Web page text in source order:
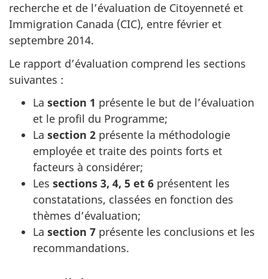
recherche et de l’évaluation de Citoyenneté et
Immigration Canada (CIC), entre février et
septembre 2014.
Le rapport d’évaluation comprend les sections
suivantes :
La section 1 présente le but de l’évaluation
et le profil du Programme;
La section 2 présente la méthodologie
employée et traite des points forts et
facteurs à considérer;
Les sections 3, 4, 5 et 6 présentent les
constatations, classées en fonction des
thèmes d’évaluation;
La section 7 présente les conclusions et les
recommandations.